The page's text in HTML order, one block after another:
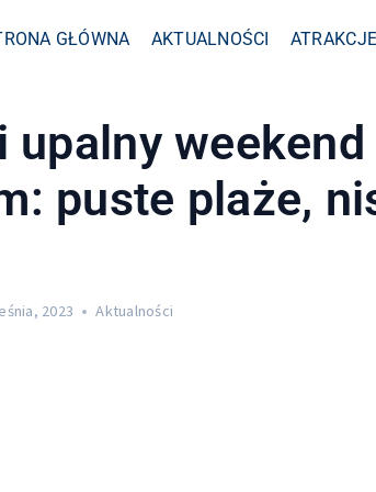
GŁÓWNA AKTUALNOŚCI ATRAKCJE
upalny weekend
puste plaże,
2023 Aktualności